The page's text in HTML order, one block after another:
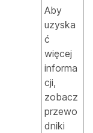
Aby
uzyska
ć
więcej
informa
cji,
zobacz
przewo
dniki